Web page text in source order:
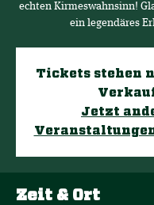
echten Kirmeswahnsinn!
ein legendäres
Tickets stehen
Jetzt
Zeit & Ort